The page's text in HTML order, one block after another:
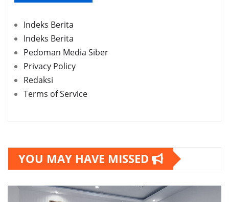
Indeks Berita
Indeks Berita
Pedoman Media Siber
Privacy Policy
Redaksi
Terms of Service
YOU MAY HAVE MISSED